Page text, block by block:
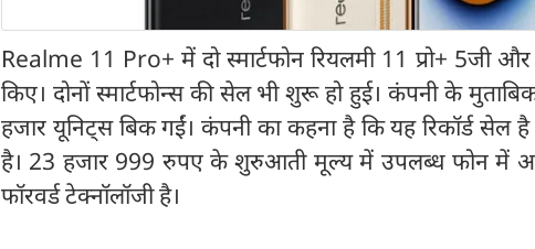
Realme 11 Pro+ में दो स्मार्टफोन रियलमी 11 प्रो+ 5जी और
किए। दोनों स्मार्टफोन्स की सेल भी शुरू हो हुई। कंपनी के
हजार यूनिट्स बिक गईं। कंपनी का कहना है कि यह रिकॉर्ड सेल है
है। 23 हजार 999 रुपए के शुरुआती मूल्य में उपलब्ध फोन में
फॉरवर्ड टेक्नॉलॉजी है।